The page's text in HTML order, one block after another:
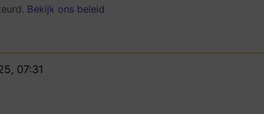
Bekijk ons beleid
07:31